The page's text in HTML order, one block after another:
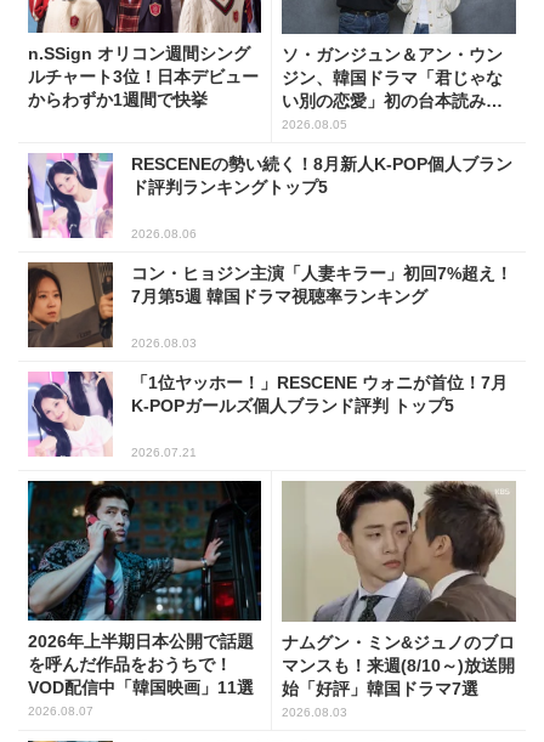
n.SSign オリコン週間シング
ルチャート3位！日本デビュー
からわずか1週間で快挙
ソ・ガンジュン＆アン・ウン
ジン、韓国ドラマ「君じゃな
い別の恋愛」初の台本読み合
わせで抜群のケミ
2026.08.05
RESCENEの勢い続く！8月新人K-POP個人ブラン
ド評判ランキングトップ5
2026.08.06
コン・ヒョジン主演「人妻キラー」初回7%超え！
7月第5週 韓国ドラマ視聴率ランキング
2026.08.03
「1位ヤッホー！」RESCENE ウォニが首位！7月
K-POPガールズ個人ブランド評判 トップ5
2026.07.21
2026年上半期日本公開で話題
を呼んだ作品をおうちで！
VOD配信中「韓国映画」11選
2026.08.07
ナムグン・ミン&ジュノのブロ
マンスも！来週(8/10～)放送開
始「好評」韓国ドラマ7選
2026.08.03